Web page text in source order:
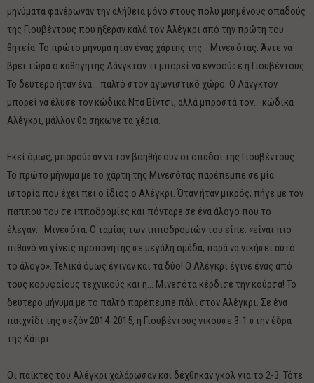
μηνύματα φανέρωναν την αλήθεια μόνο στους πολύ μυημένους οπαδούς
της Γιουβέντους που ήξεραν καλά τον Αλέγκρι από την πρώτη του
θητεία. Το πρώτο μήνυμα ήταν ένας χάρτης της… Μινεσότας. Άντε να
βρει τώρα ο καθηγητής Λάνγκτον τι μπορεί να εννοούσε η Γιουβέντους.
Το δεύτερο ήταν ένα… παλτό στον αγωνιστικό χώρο. Ο Λάνγκτον
μπορεί να έλυσε τον κώδικα Ντα Βίντσι, αλλά μπροστά τον… κώδικα
Αλέγκρι, μάλλον θα σήκωνε τα χέρια.
Εκεί όμως, μπορούσαν να τον βοηθήσουν οι οπαδοί της Γιουβέντους.
Το πρώτο μήνυμα με το χάρτη της Μινεσότας παρέπεμπε σε μία
ιστορία που έχει πει ο ίδιος ο Αλέγκρι. Όταν ήταν μικρός, πήγε με τον
παππού του σε ιπποδρομίες και πόνταρε σε ένα άλογο που το
έλεγαν… Μινεσότα. Ο ταμίας των ιπποδρομιών του είπε: «είναι πιο
πιθανό να γίνεις προπονητής σε μεγάλη ομάδα, παρά να νικήσει αυτό
το άλογο». Τελικά όμως έγιναν και τα δύο! Ο Αλέγκρι έγινε ένας από
τους κορυφαίους τεχνικούς και η… Μινεσότα κέρδισε την κούρσα! Το
δεύτερο μήνυμα με το παλτό παρέπεμπε πάλι στον Αλέγκρι. Σε ένα
παιχνίδι της σεζόν 2014-2015, η Γιουβέντους νικούσε 3-1 στην έδρα
της Κάπρι.
Οι παίκτες του Αλέγκρι χαλάρωσαν και δέχθηκαν γκολ για το 2-3. Τότε